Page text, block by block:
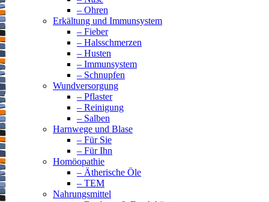
– Ohren
Erkältung und Immunsystem
– Fieber
– Halsschmerzen
– Husten
– Immunsystem
– Schnupfen
Wundversorgung
– Pflaster
– Reinigung
– Salben
Harnwege und Blase
– Für Sie
– Für Ihn
Homöopathie
– Ätherische Öle
– TEM
Nahrungsmittel